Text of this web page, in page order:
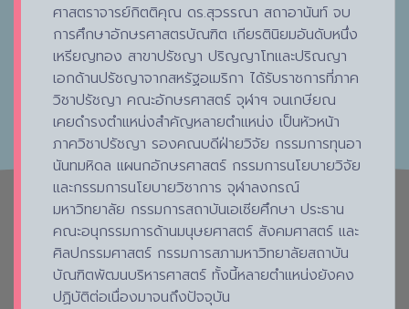
ศาสตราจารย์กิตติคุณ ดร.สุวรรณา สถาอานันท์ จบ
การศึกษาอักษรศาสตรบัณฑิต เกียรตินิยมอันดับหนึ่ง
เหรียญทอง สาขาปรัชญา ปริญญาโทและปริณญา
เอกด้านปรัชญาจากสหรัฐอเมริกา ได้รับราชการที่ภาค
วิชาปรัชญา คณะอักษรศาสตร์ จุฬาฯ จนเกษียณ
เคยดำรงตำแหน่งสำคัญหลายตำแหน่ง เป็นหัวหน้า
ภาควิชาปรัชญา รองคณบดีฝ่ายวิจัย กรรมการทุนอา
นันทมหิดล แผนกอักษรศาสตร์ กรรมการนโยบายวิจัย
และกรรมการนโยบายวิชาการ จุฬาลงกรณ์
มหาวิทยาลัย กรรมการสถาบันเอเซียศึกษา ประธาน
คณะอนุกรรมการด้านมนุษยศาสตร์ สังคมศาสตร์ และ
ศิลปกรรมศาสตร์ กรรมการสภามหาวิทยาลัยสถาบัน
บัณฑิตพัฒนบริหารศาสตร์ ทั้งนี้หลายตำแหน่งยังคง
ปฏิบัติต่อเนื่องมาจนถึงปัจจุบัน